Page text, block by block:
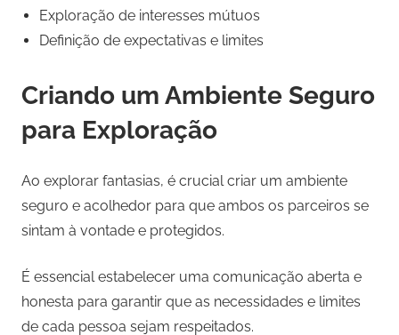
Exploração de interesses mútuos
Definição de expectativas e limites
Criando um Ambiente Seguro
para Exploração
Ao explorar fantasias, é crucial criar um ambiente
seguro e acolhedor para que ambos os parceiros se
sintam à vontade e protegidos.
É essencial estabelecer uma comunicação aberta e
honesta para garantir que as necessidades e limites
de cada pessoa sejam respeitados.